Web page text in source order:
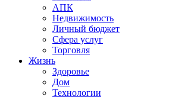
АПК
Недвижимость
Личный бюджет
Сфера услуг
Торговля
Жизнь
Здоровье
Дом
Технологии